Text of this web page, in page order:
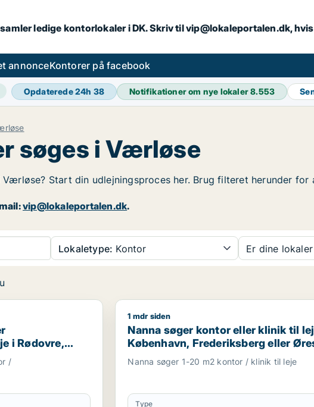
ledige kontorlokaler i DK. Skriv til vip@lokaleportalen.dk,
annonceKontorer på facebook
Opdaterede 24h 38 Notifikationer om nye lokaler8.553
søges i Værløse
Start din udlejningsproces her. Brug filteret herunder
vip@lokaleportalen.dk.
Lokaletype: Kontor Er dine
til leje i Rødovre, Brønshøj eller Herlev m.fl.
i Rødovre,
/
Nanna søger kontor eller klinik til leje i
1 mdr siden
Nanna søger kontor eller klinik til
København, Frederiksberg eller
m.fl.
Nanna søger 1-20 m2 kontor / klinik til leje
Type